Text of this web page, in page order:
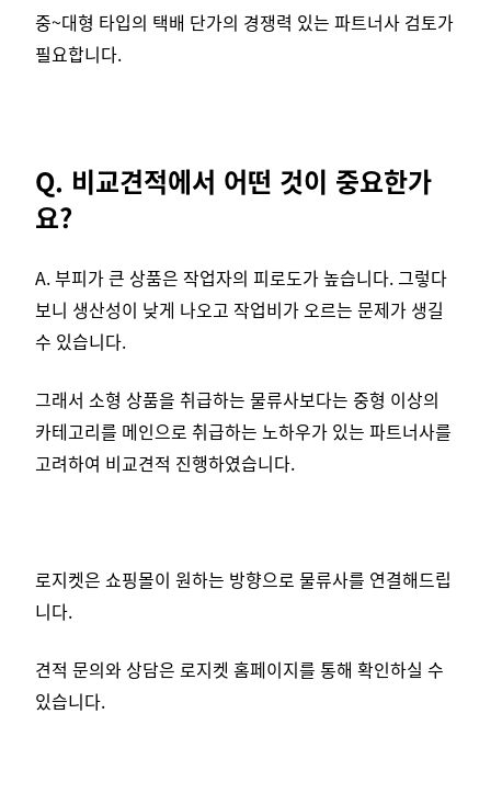
중~대형 타입의 택배 단가의 경쟁력 있는 파트너사 검토가
필요합니다.
Q. 비교견적에서 어떤 것이 중요한가
요?
A. 부피가 큰 상품은 작업자의 피로도가 높습니다. 그렇다
보니 생산성이 낮게 나오고 작업비가 오르는 문제가 생길
수 있습니다.
그래서 소형 상품을 취급하는 물류사보다는 중형 이상의
카테고리를 메인으로 취급하는 노하우가 있는 파트너사를
고려하여 비교견적 진행하였습니다.
로지켓은 쇼핑몰이 원하는 방향으로 물류사를 연결해드립
니다.
견적 문의와 상담은 로지켓 홈페이지를 통해 확인하실 수
있습니다.